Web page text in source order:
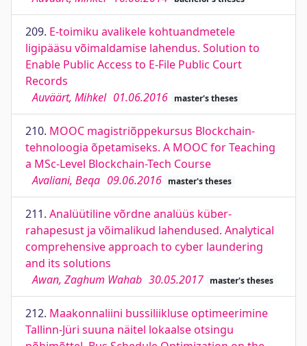
209. E-toimiku avalikele kohtuandmetele
ligipääsu võimaldamise lahendus. Solution to
Enable Public Access to E-File Public Court
Records
Auväärt, Mihkel 01.06.2016 master's theses
210. MOOC magistriõppekursus Blockchain-
tehnoloogia õpetamiseks. A MOOC for Teaching
a MSc-Level Blockchain-Tech Course
Avaliani, Beqa 09.06.2016 master's theses
211. Analüütiline võrdne analüüs küber-
rahapesust ja võimalikud lahendused. Analytical
comprehensive approach to cyber laundering
and its solutions
Awan, Zaghum Wahab 30.05.2017 master's theses
212. Maakonnaliini bussiliikluse optimeerimine
Tallinn-Jüri suuna näitel lokaalse otsingu